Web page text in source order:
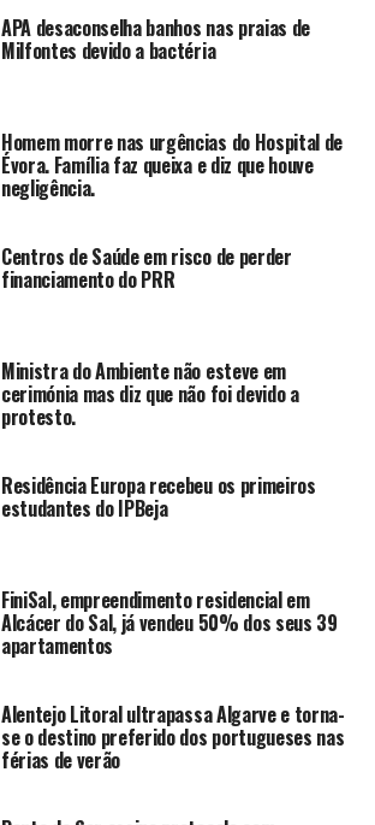
APA desaconselha banhos nas praias de
Milfontes devido a bactéria
Homem morre nas urgências do Hospital de
Évora. Família faz queixa e diz que houve
negligência.
Centros de Saúde em risco de perder
financiamento do PRR
Ministra do Ambiente não esteve em
cerimónia mas diz que não foi devido a
protesto.
Residência Europa recebeu os primeiros
estudantes do IPBeja
FiniSal, empreendimento residencial em
Alcácer do Sal, já vendeu 50% dos seus 39
apartamentos
Alentejo Litoral ultrapassa Algarve e torna-
se o destino preferido dos portugueses nas
férias de verão